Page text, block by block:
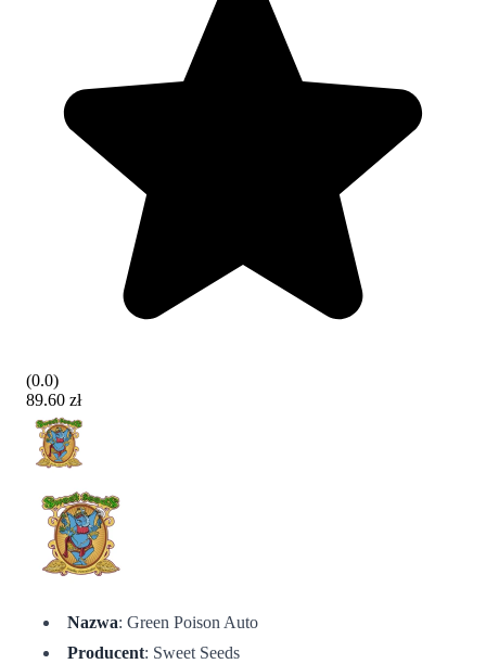
(0.0)
89.60 zł
Nazwa: Green Poison Auto
Producent: Sweet Seeds